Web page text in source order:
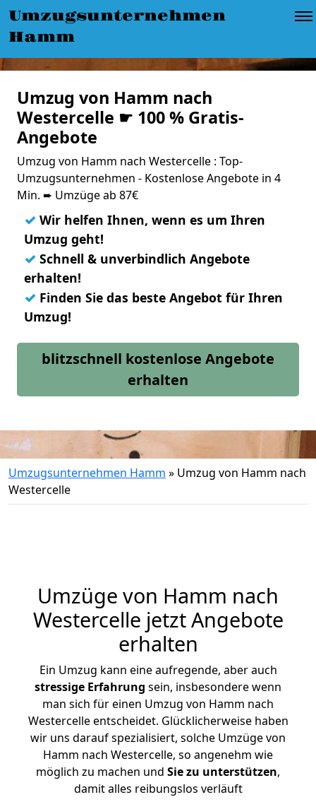
Umzugsunternehmen
Hamm
Umzug von Hamm nach
Westercelle ☛ 100 % Gratis-
Angebote
Umzug von Hamm nach Westercelle : Top-
Umzugsunternehmen - Kostenlose Angebote in 4
Min. ➨ Umzüge ab 87€
✓ Wir helfen Ihnen, wenn es um Ihren
Umzug geht!
✓ Schnell & unverbindlich Angebote
erhalten!
✓ Finden Sie das beste Angebot für Ihren
Umzug!
blitzschnell kostenlose Angebote
erhalten
Umzugsunternehmen Hamm » Umzug von Hamm nach
Westercelle
Umzüge von Hamm nach
Westercelle jetzt Angebote
erhalten
Ein Umzug kann eine aufregende, aber auch
stressige Erfahrung sein, insbesondere wenn
man sich für einen Umzug von Hamm nach
Westercelle entscheidet. Glücklicherweise haben
wir uns darauf spezialisiert, solche Umzüge von
Hamm nach Westercelle, so angenehm wie
möglich zu machen und Sie zu unterstützen,
damit alles reibungslos verläuft